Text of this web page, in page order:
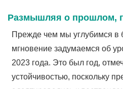
Размышляя о прошлом,
Прежде чем мы углубимся в
мгновение задумаемся об
2023 года. Это был год,
устойчивостью, поскольку